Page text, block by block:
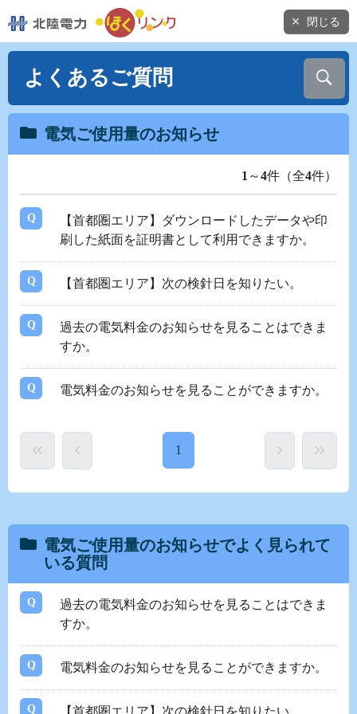
閉じる
よくあるご質問
電気ご使用量のお知らせ
1 ～4件（全4件）
【首都圏エリア】ダウンロードしたデータや印
刷した紙面を証明書として利用できますか。
【首都圏エリア】次の検針日を知りたい。
過去の電気料金のお知らせを見ることはできま
すか。
電気料金のお知らせを見ることができますか。
1
電気ご使用量のお知らせでよく見られて
いる質問
過去の電気料金のお知らせを見ることはできま
すか。
電気料金のお知らせを見ることができますか。
【首都圏エリア】次の検針日を知りたい。